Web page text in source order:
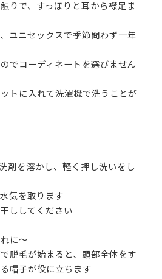
りで、すっぽりと耳から襟足ま
ユニセックスで季節問わず一年
でコーディネートを選びません
トに入れて洗濯機で洗うことが
剤を溶かし、軽く押し洗いをし
気を取ります
ししてください
に～
脱毛が始まると、頭部全体をす
帽子が役に立ちます